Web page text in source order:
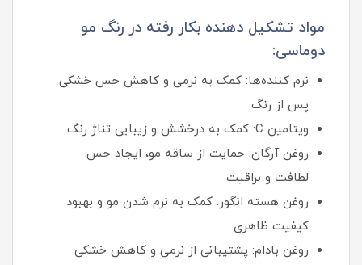
مواد تشکیل دهنده بکار رفته در رنگ مو
دوماسی:
نرم‌ کننده‌ها: کمک به نرمی و کاهش حس خشکی
پس از رنگ
ویتامین C: کمک به درخشش و زیبایی تناژ رنگ
روغن آرگان: حمایت از ساقه مو، ایجاد حس
لطافت و براقیت
روغن هسته انگور: کمک به نرم شدن مو و بهبود
کیفیت ظاهری
روغن بادام: پشتیبانی از نرمی و کاهش خشکی